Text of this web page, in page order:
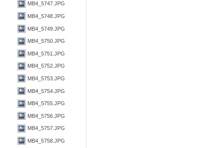
MB4_5747.JPG
MB4_5748.JPG
MB4_5749.JPG
MB4_5750.JPG
MB4_5751.JPG
MB4_5752.JPG
MB4_5753.JPG
MB4_5754.JPG
MB4_5755.JPG
MB4_5756.JPG
MB4_5757.JPG
MB4_5758.JPG